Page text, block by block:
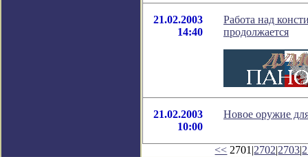
21.02.2003
14:40
Работа над
продолжается
21.02.2003
10:00
Новое оружие
<< 2701|2702|2703|